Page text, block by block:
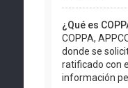
¿Qué es
COPPA,
donde se
ratificado con
información